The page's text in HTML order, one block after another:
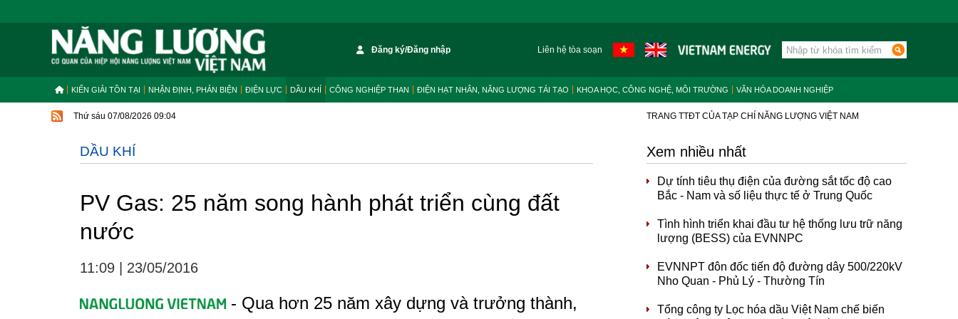
Đăng ký/Đăng nhập Liên hệ tòa soạn
KIẾN GIẢI TỒN TẠI NHẬN ĐỊNH, PHẢN BIỆN ĐIỆN LỰC DẦU KHÍ CÔNG NGHIỆP THAN ĐIỆN HẠT NHÂN, NĂNG LƯỢNG TÁI TẠO KHOA HỌC, CÔNG NGHỆ, MÔI TRƯỜNG VĂN HÓA DOANH NGHIỆP
Thứ sáu 07/08/2026 09:04 TRANG TTĐT CỦA TẠP CHÍ NĂNG LƯỢNG VIỆT NAM
DẦU KHÍ
PV Gas: 25 năm song hành phát triển cùng đất
nước
11:09 23/05/2016
- Qua hơn 25 năm xây dựng và trưởng thành,
Xem nhiều nhất
Dự tính tiêu thụ điện của đường sắt tốc độ cao
Bắc - Nam và số liệu thực tế ở Trung Quốc
Tình hình triển khai đầu tư hệ thống lưu trữ năng
lượng (BESS) của EVNNPC
EVNNPT đôn đốc tiến độ đường dây 500/220kV
Nho Quan - Phủ Lý - Thường Tín
Tổng công ty Lọc hóa dầu Việt Nam chế biến